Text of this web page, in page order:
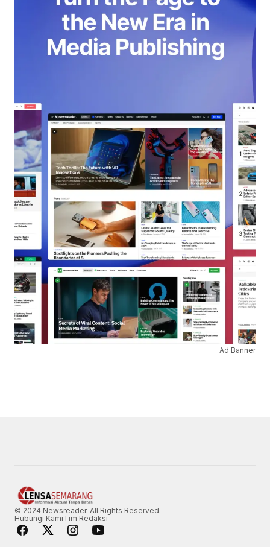
Ad Banner
© 2024 Newsreader. All Rights Reserved.
Hubungi KamiTim Redaksi